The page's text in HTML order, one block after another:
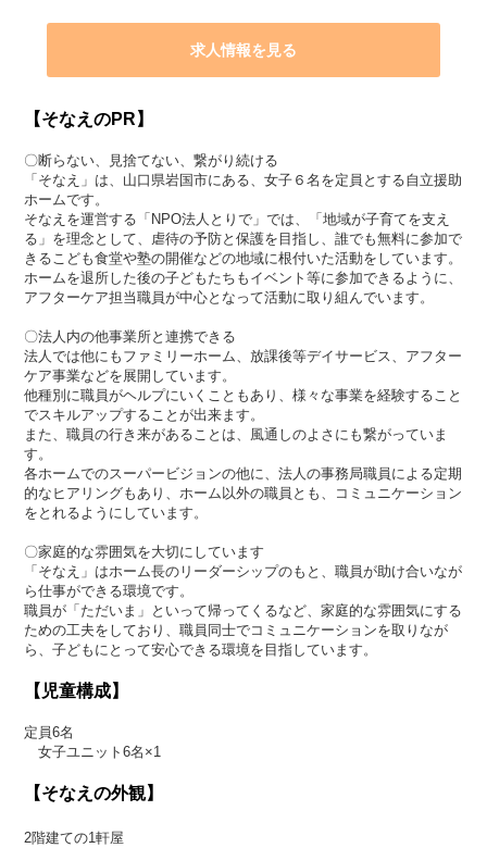
求人情報を見る
【そなえのPR】
〇断らない、見捨てない、繋がり続ける
「そなえ」は、山口県岩国市にある、女子６名を定員とする自立援助
ホームです。
そなえを運営する「NPO法人とりで」では、「地域が子育てを支え
る」を理念として、虐待の予防と保護を目指し、誰でも無料に参加で
きるこども食堂や塾の開催などの地域に根付いた活動をしています。
ホームを退所した後の子どもたちもイベント等に参加できるように、
アフターケア担当職員が中心となって活動に取り組んでいます。
〇法人内の他事業所と連携できる
法人では他にもファミリーホーム、放課後等デイサービス、アフター
ケア事業などを展開しています。
他種別に職員がヘルプにいくこともあり、様々な事業を経験すること
でスキルアップすることが出来ます。
また、職員の行き来があることは、風通しのよさにも繋がっていま
す。
各ホームでのスーパービジョンの他に、法人の事務局職員による定期
的なヒアリングもあり、ホーム以外の職員とも、コミュニケーション
をとれるようにしています。
〇家庭的な雰囲気を大切にしています
「そなえ」はホーム長のリーダーシップのもと、職員が助け合いなが
ら仕事ができる環境です。
職員が「ただいま」といって帰ってくるなど、家庭的な雰囲気にする
ための工夫をしており、職員同士でコミュニケーションを取りなが
ら、子どもにとって安心できる環境を目指しています。
【児童構成】
定員6名
女子ユニット6名×1
【そなえの外観】
2階建ての1軒屋